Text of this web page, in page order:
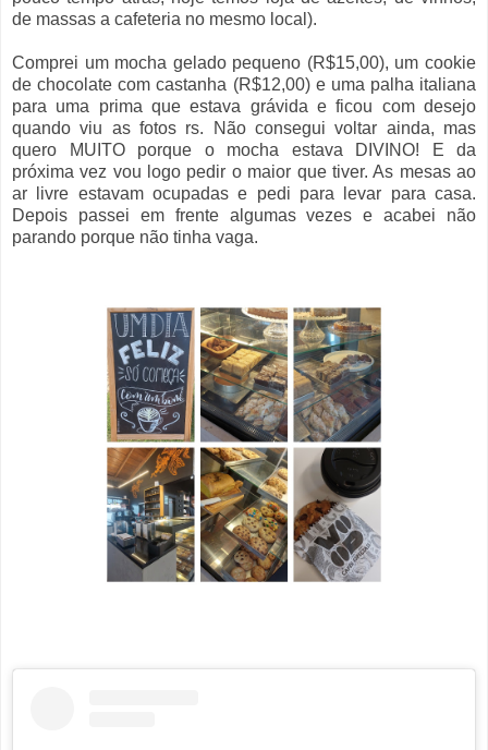
de massas a cafeteria no mesmo local).
Comprei um mocha gelado pequeno (R$15,00), um cookie
de chocolate com castanha (R$12,00) e uma palha italiana
para uma prima que estava grávida e ficou com desejo
quando viu as fotos rs. Não consegui voltar ainda, mas
quero MUITO porque o mocha estava DIVINO! E da
próxima vez vou logo pedir o maior que tiver. As mesas ao
ar livre estavam ocupadas e pedi para levar para casa.
Depois passei em frente algumas vezes e acabei não
parando porque não tinha vaga.